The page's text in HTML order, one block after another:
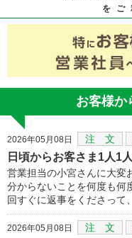
をご
お客様か
2026年05月08日 注 文
日頃からお客さま1人1
営業担当の小宮さんに大変
分からないことを何度も何
回すぐに返事をくださって
2026年05月08日 注 文